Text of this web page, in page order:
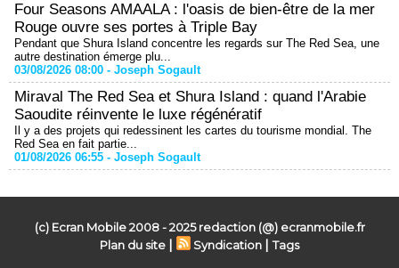
Four Seasons AMAALA : l'oasis de bien-être de la mer
Rouge ouvre ses portes à Triple Bay
Pendant que Shura Island concentre les regards sur The Red Sea, une
autre destination émerge plu...
03/08/2026 08:00 - Joseph Sogault
Miraval The Red Sea et Shura Island : quand l'Arabie
Saoudite réinvente le luxe régénératif
Il y a des projets qui redessinent les cartes du tourisme mondial. The
Red Sea en fait partie...
01/08/2026 06:55 - Joseph Sogault
(c) Ecran Mobile 2008 - 2025 redaction (@) ecranmobile.fr
Plan du site | Syndication |Tags